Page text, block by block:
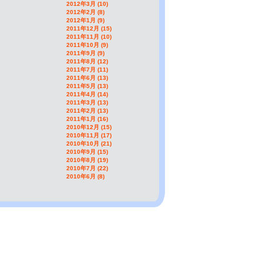
2012年3月 (10)
2012年2月 (8)
2012年1月 (9)
2011年12月 (15)
2011年11月 (10)
2011年10月 (9)
2011年9月 (9)
2011年8月 (12)
2011年7月 (11)
2011年6月 (13)
2011年5月 (13)
2011年4月 (14)
2011年3月 (13)
2011年2月 (13)
2011年1月 (16)
2010年12月 (15)
2010年11月 (17)
2010年10月 (21)
2010年9月 (15)
2010年8月 (19)
2010年7月 (22)
2010年6月 (8)